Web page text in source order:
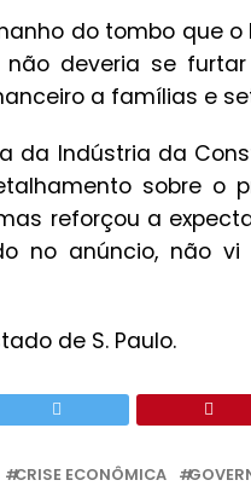
do tombo que o
deveria se
a famílias e
da Indústria da
sobre o
reforçou a
no anúncio, não
de S. Paulo.
CRISE ECONÔMICA